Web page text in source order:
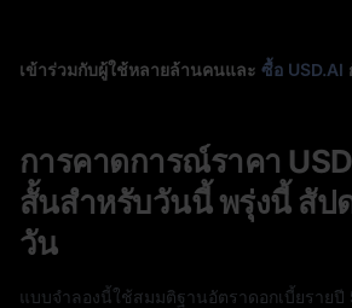
เข้าร่วมกับผู้ใช้หลายล้านคนและ ซื้อ USD.AI
การคาดการณ์ราคา
สั้นสำหรับวันนี้ พรุ่งนี้ สัป
วัน
แบบจำลองนี้ใช้สมมติฐานอัตราดอกเบี้ยราย